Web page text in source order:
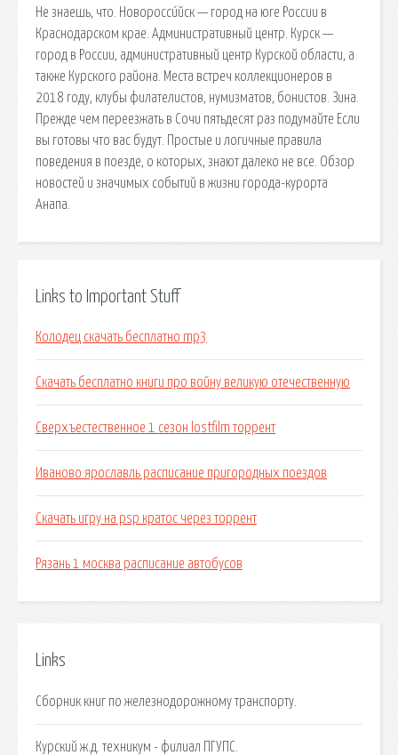
Не знаешь, что. Новоросси́йск — город на юге России в
Краснодарском крае. Административный центр. Курск —
город в России, административный центр Курской области, а
также Курского района. Места встреч коллекционеров в
2018 году, клубы филателистов, нумизматов, бонистов. Зина.
Прежде чем переезжать в Сочи пятьдесят раз подумайте Если
вы готовы что вас будут. Простые и логичные правила
поведения в поезде, о которых, знают далеко не все. Обзор
новостей и значимых событий в жизни города-курорта
Анапа.
Links to Important Stuff
Колодец скачать бесплатно mp3
Скачать бесплатно книги про войну великую отечественную
Сверхъестественное 1 сезон lostfilm торрент
Иваново ярославль расписание пригородных поездов
Скачать игру на psp кратос через торрент
Рязань 1 москва расписание автобусов
Links
Сборник книг по железнодорожному транспорту.
Курский ж.д. техникум - филиал ПГУПС.